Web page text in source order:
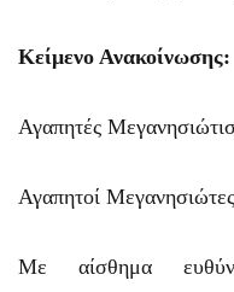
Κείμενο Ανακοίνωσης:
Αγαπητές
Αγαπητοί Μεγανησιώτες
Με αίσθημα